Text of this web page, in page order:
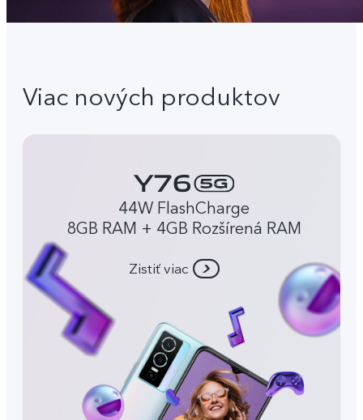
Viac nových produktov
44W FlashCharge
8GB RAM + 4GB Rozšírená RAM
Zistiť viac